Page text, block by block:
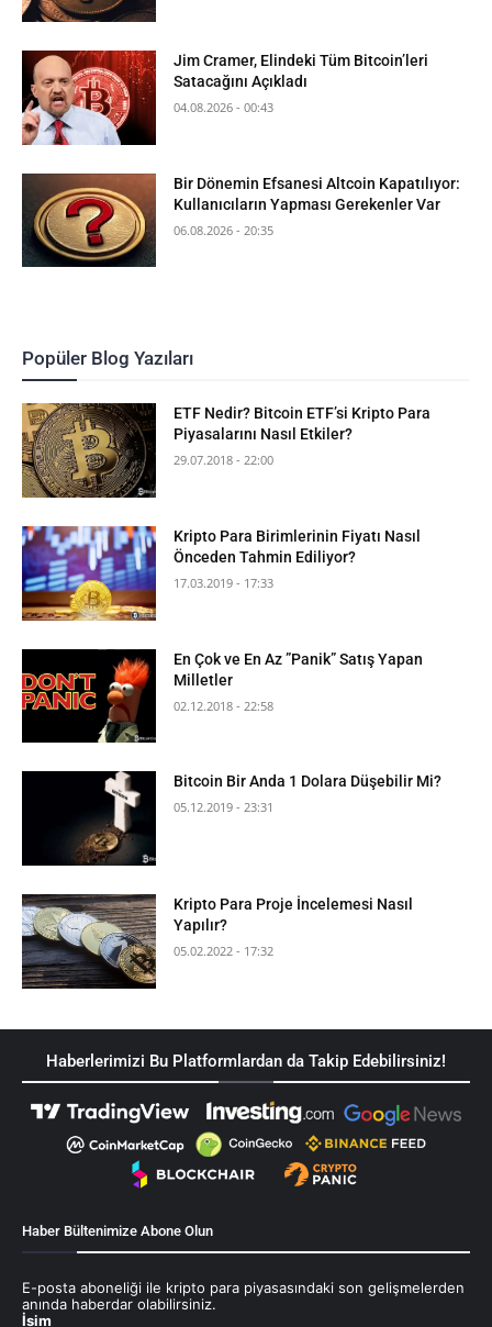
Jim Cramer, Elindeki Tüm Bitcoin’leri
Satacağını Açıkladı
04.08.2026 - 00:43
Bir Dönemin Efsanesi Altcoin Kapatılıyor:
Kullanıcıların Yapması Gerekenler Var
06.08.2026 - 20:35
Popüler Blog Yazıları
ETF Nedir? Bitcoin ETF’si Kripto Para
Piyasalarını Nasıl Etkiler?
29.07.2018 - 22:00
Kripto Para Birimlerinin Fiyatı Nasıl
Önceden Tahmin Ediliyor?
17.03.2019 - 17:33
En Çok ve En Az ”Panik” Satış Yapan
Milletler
02.12.2018 - 22:58
Bitcoin Bir Anda 1 Dolara Düşebilir Mi?
05.12.2019 - 23:31
Kripto Para Proje İncelemesi Nasıl
Yapılır?
05.02.2022 - 17:32
Haberlerimizi Bu Platformlardan da Takip Edebilirsiniz!
Haber Bültenimize Abone Olun
E-posta aboneliği ile kripto para piyasasındaki son gelişmelerden
anında haberdar olabilirsiniz.
İsim